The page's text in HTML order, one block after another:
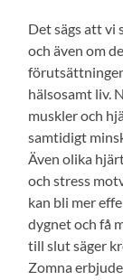
Det sägs att vi
och även om
hälsosamt liv.
muskler och
samtidigt
Även olika
och stress
kan bli mer
dygnet och få
till slut säger
Zomna